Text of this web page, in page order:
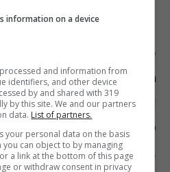
di guida B, esperienze
diploma o qualifica
meccanico. Il
a tempo determinato
a tempo indeterminato.
information on a device
and information from
identifiers, and other device
by and shared with 319
by this site. We and our partners
data. List of partners.
your personal data on the basis
can object to by managing
a link at the bottom of this page
or withdraw consent in privacy